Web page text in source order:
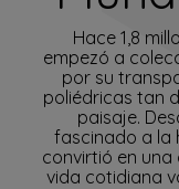
Hace 1,8
empezó a
por su
poliédricas tan
paisaje.
fascinado a la
convirtió en una
vida cotidiana